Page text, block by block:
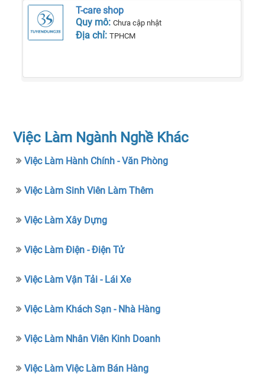
T-care shop
Quy mô:Chưa cập nhật
Địa chỉ:TPHCM
Việc Làm Ngành Nghề Khác
Việc Làm Hành Chính - Văn Phòng
Việc Làm Sinh Viên Làm Thêm
Việc Làm Xây Dựng
Việc Làm Điện - Điện Tử
Việc Làm Vận Tải - Lái Xe
Việc Làm Khách Sạn - Nhà Hàng
Việc Làm Nhân Viên Kinh Doanh
Việc Làm Việc Làm Bán Hàng